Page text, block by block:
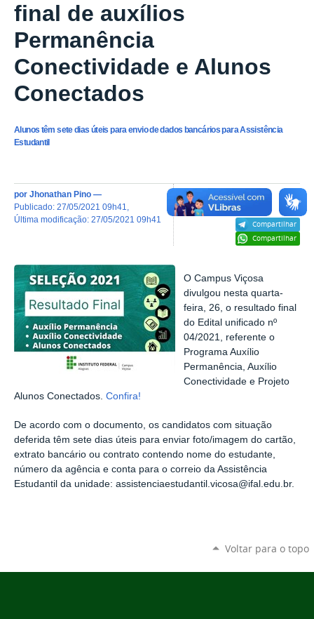
final de auxílios
Permanência
Conectividade e Alunos
Conectados
Alunos têm sete dias úteis para envio de dados bancários para Assistência
Estudantil
Compartilhar
Compartilhar
por Jhonathan Pino —
publicado: 27/05/2021 09h41
última modificação: 27/05/2021 09h41
O Campus Viçosa
divulgou nesta quarta-
feira, 26, o resultado final
do Edital unificado nº
04/2021, referente o
Programa Auxílio
Permanência, Auxílio
Conectividade e Projeto
Alunos Conectados. Confira!
De acordo com o documento, os candidatos com situação
deferida têm sete dias úteis para enviar foto/imagem do cartão,
extrato bancário ou contrato contendo nome do estudante,
número da agência e conta para o correio da Assistência
Estudantil da unidade: assistenciaestudantil.vicosa@ifal.edu.br.
Voltar para o topo